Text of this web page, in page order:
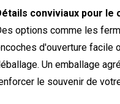
conviviaux pour le
options comme les
d'ouverture facile
Un emballage
le souvenir de